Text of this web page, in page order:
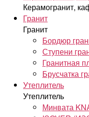
Керамогранит,
Гранит
Гранит
Бордюр
Ступени
Гранитная
Брусчатка
Утеплитель
Утеплитель
Минвата